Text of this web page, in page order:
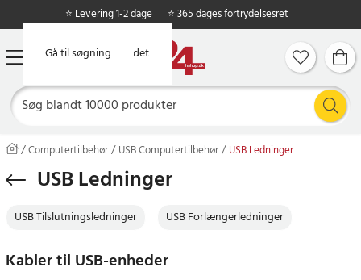
Gå til hovedindholdet
Gå til søgning
⭐ Levering 1-2 dage ⭐ 365 dages fortrydelsesret
Computertilbehør USB Computertilbehør USB Ledninger
USB Ledninger
USB Tilslutningsledninger USB Forlængerledninger
Kabler til USB-enheder